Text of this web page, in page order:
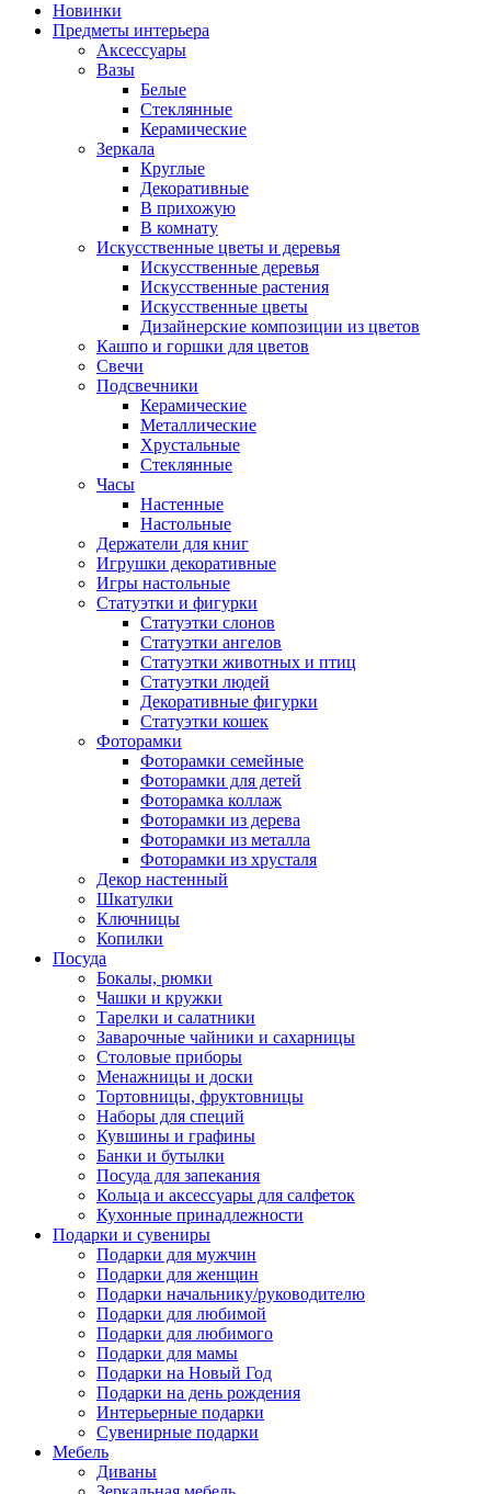
Новинки
Предметы интерьера
Аксессуары
Вазы
Белые
Стеклянные
Керамические
Зеркала
Круглые
Декоративные
В прихожую
В комнату
Искусственные цветы и деревья
Искусственные деревья
Искусственные растения
Искусственные цветы
Дизайнерские композиции из цветов
Кашпо и горшки для цветов
Свечи
Подсвечники
Керамические
Металлические
Хрустальные
Стеклянные
Часы
Настенные
Настольные
Держатели для книг
Игрушки декоративные
Игры настольные
Статуэтки и фигурки
Статуэтки слонов
Статуэтки ангелов
Статуэтки животных и птиц
Статуэтки людей
Декоративные фигурки
Статуэтки кошек
Фоторамки
Фоторамки семейные
Фоторамки для детей
Фоторамка коллаж
Фоторамки из дерева
Фоторамки из металла
Фоторамки из хрусталя
Декор настенный
Шкатулки
Ключницы
Копилки
Посуда
Бокалы, рюмки
Чашки и кружки
Тарелки и салатники
Заварочные чайники и сахарницы
Столовые приборы
Менажницы и доски
Тортовницы, фруктовницы
Наборы для специй
Кувшины и графины
Банки и бутылки
Посуда для запекания
Кольца и аксессуары для салфеток
Кухонные принадлежности
Подарки и сувениры
Подарки для мужчин
Подарки для женщин
Подарки начальнику/руководителю
Подарки для любимой
Подарки для любимого
Подарки для мамы
Подарки на Новый Год
Подарки на день рождения
Интерьерные подарки
Сувенирные подарки
Мебель
Диваны